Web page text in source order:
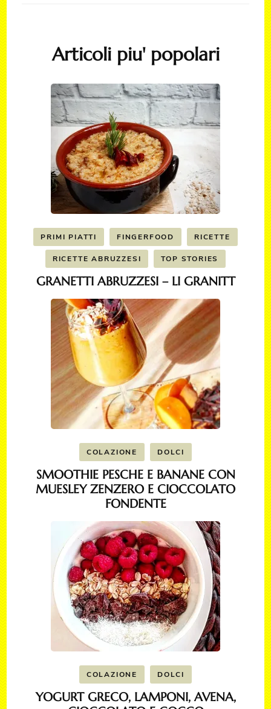
Articoli piu' popolari
PRIMI PIATTI FINGERFOOD RICETTE
RICETTE ABRUZZESI TOP STORIES
GRANETTI ABRUZZESI – LI GRANITT
COLAZIONE DOLCI
SMOOTHIE PESCHE E BANANE CON
MUESLEY ZENZERO E CIOCCOLATO
FONDENTE
COLAZIONE DOLCI
YOGURT GRECO, LAMPONI, AVENA,